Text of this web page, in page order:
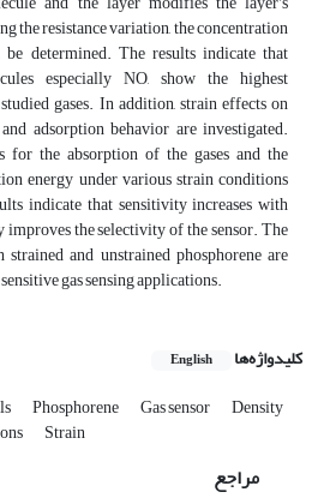
the resistance variation, the concentration
determined. The results indicate that
especially NO, show the highest
gases. In addition, strain effects on
adsorption behavior are investigated.
for the absorption of the gases and the
energy under various strain conditions
indicate that sensitivity increases with
the selectivity of the sensor. The
and unstrained phosphorene are
gas sensing applications.
کلیدواژه‌ها English
Phosphorene Gas sensor Density
Strain
مراجع